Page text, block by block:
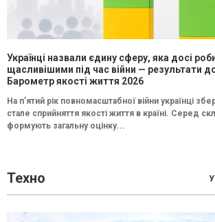
Українці назвали єдину сферу, яка досі
щасливішими під час війни — результати
Барометр якості життя 2026
На п’ятий рік повномасштабної війни українці
стале сприйняття якості життя в країні. Серед
формують загальну оцінку...
Техно